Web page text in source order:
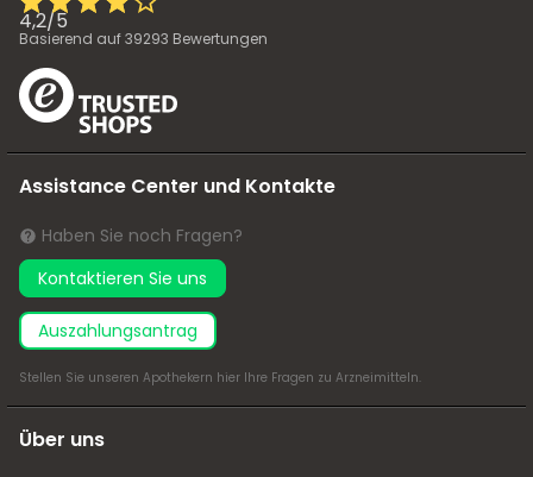
4,2/5
Basierend auf39293 Bewertungen
Assistance Center und Kontakte
Haben Sie noch Fragen?
Kontaktieren Sie uns
Auszahlungsantrag
Stellen Sie unseren Apothekern hier Ihre Fragen zu Arzneimitteln.
Über uns